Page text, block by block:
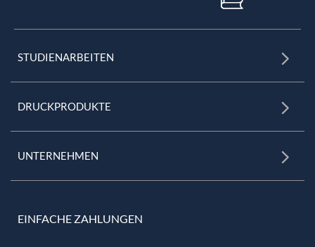
STUDIENARBEITEN
DRUCKPRODUKTE
UNTERNEHMEN
EINFACHE ZAHLUNGEN